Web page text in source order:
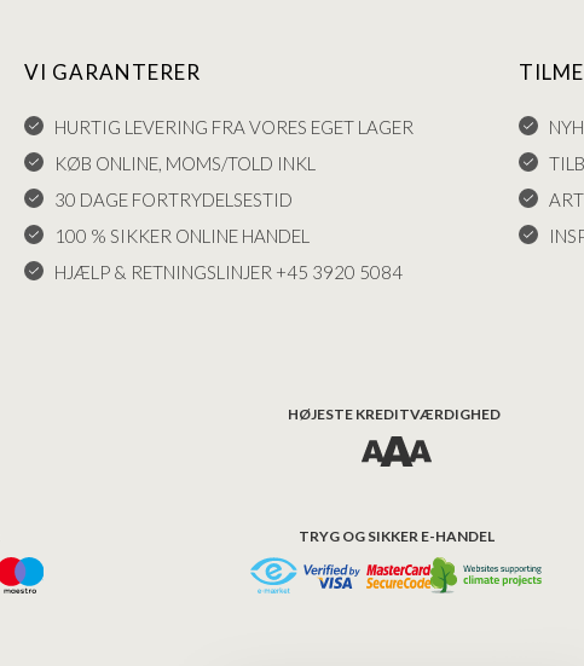
VI GARANTERER
HURTIG LEVERING FRA VORES EGET LAGER
KØB ONLINE, MOMS/TOLD INKL
30 DAGE FORTRYDELSESTID
100 % SIKKER ONLINE HANDEL
HJÆLP & RETNINGSLINJER +45 3920 5084
HØJESTE KREDITVÆRDIGHED
TRYG OG SIKKER E-HANDEL